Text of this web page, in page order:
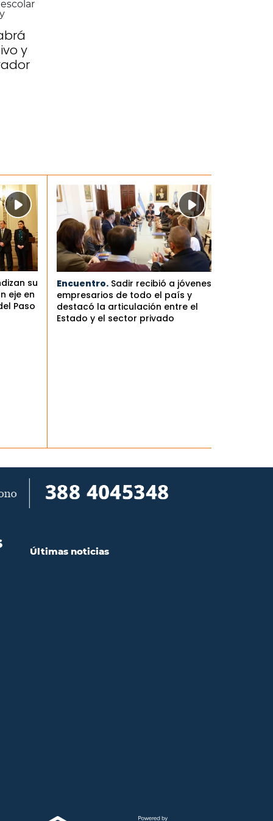
y
su
eje en
Paso
Encuentro. Sadir recibió a jóvenes
empresarios de todo el país y
destacó la articulación entre el
Estado y el sector privado
Últimas noticias